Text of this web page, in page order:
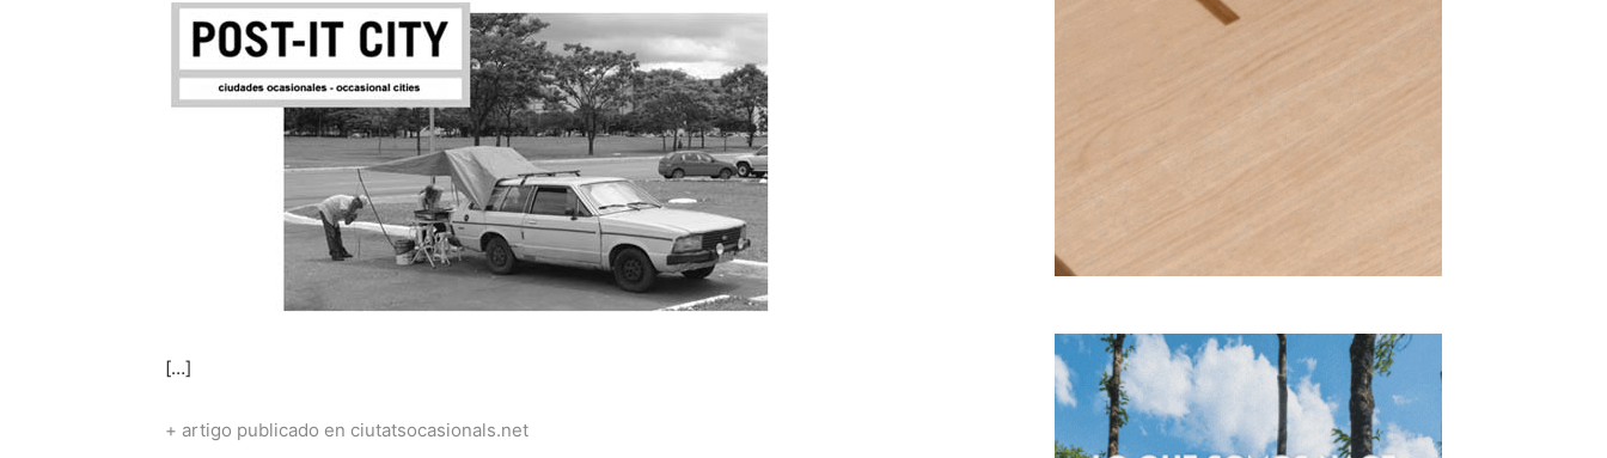
[…]
+ artigo publicado en ciutatsocasionals.net